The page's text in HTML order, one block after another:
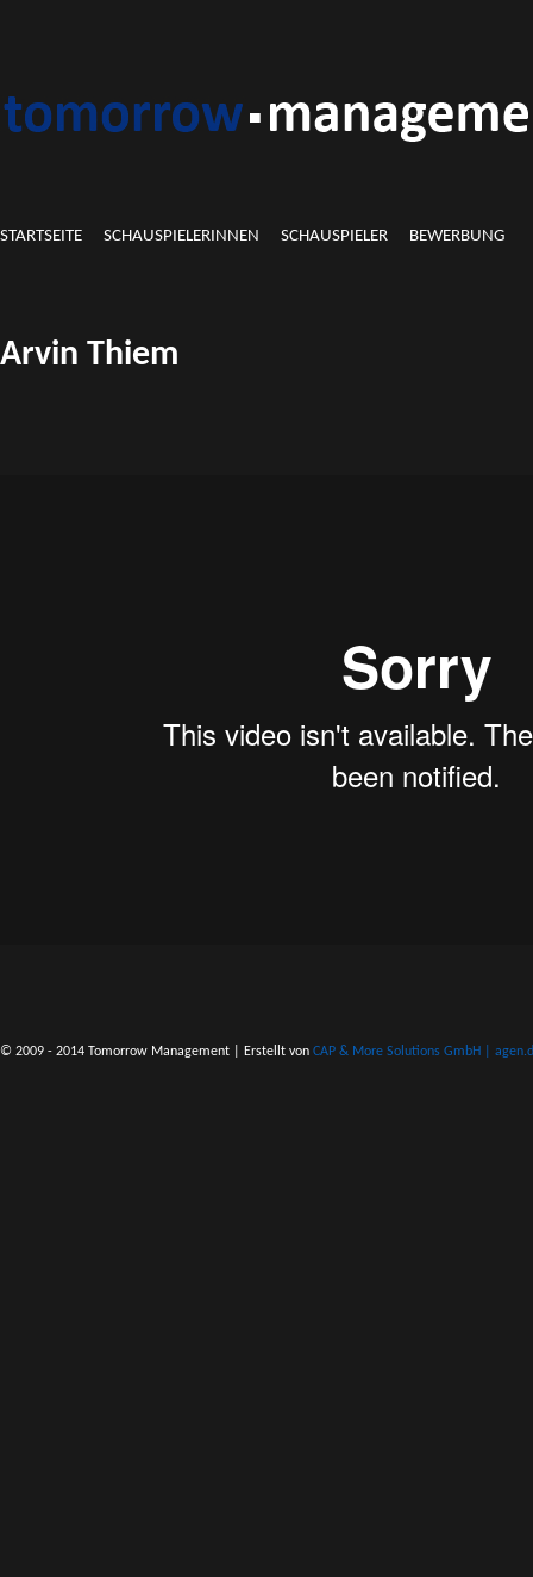
STARTSEITE SCHAUSPIELERINNEN SCHAUSPIELER BEWERBUNG
Arvin Thiem
© 2009 - 2014 Tomorrow Management | Erstellt von CAP & More Solutions GmbH |